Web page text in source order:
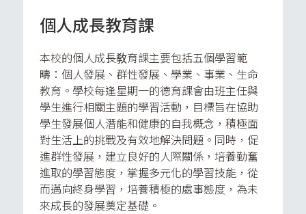
個人成長教育課
本校的個人成長敎育課主要包括五個學習範
疇：個人發展、群性發展、學業、事業、生命
教育。學校每逢星期一的德育課會由班主任與
學生進行相關主題的學習活動，目標旨在協助
學生發展個人潛能和健康的自我概念，積極面
對生活上的挑戰及有效地解決問題。同時，促
進群性發展，建立良好的人際關係，培養勤奮
進取的學習態度，掌握多元化的學習技能，從
而邁向終身學習，培養積極的處事態度，為未
來成長的發展奠定基礎。